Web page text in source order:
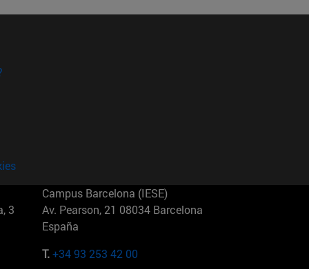
3
Campus Barcelona (IESE)
Av. Pearson, 21 08034 Barcelona
España
T.+34 93 253 42 00